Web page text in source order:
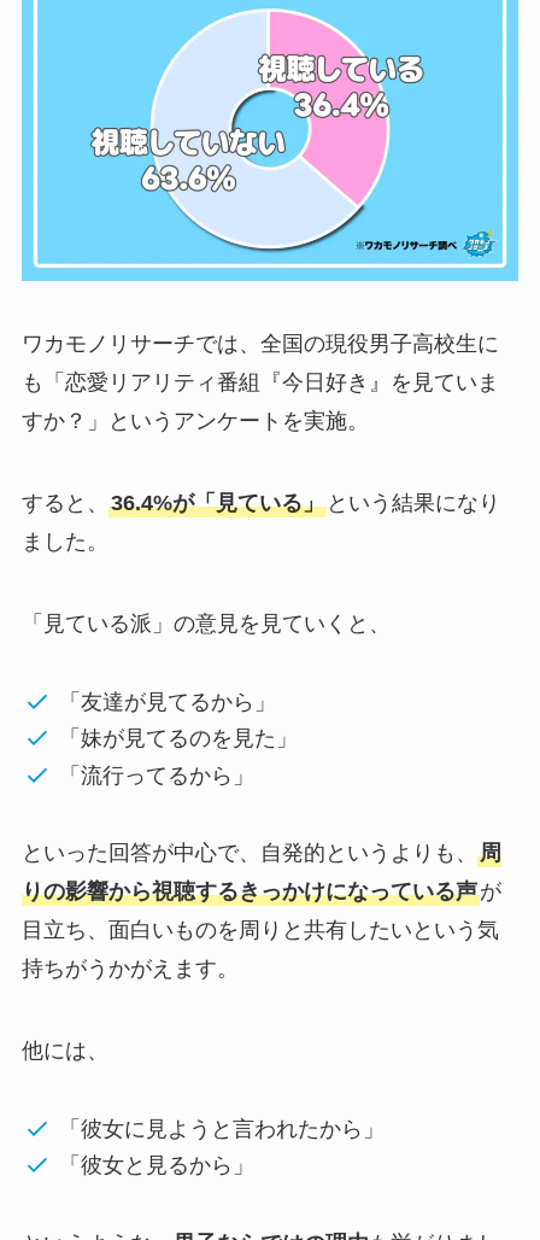
ワカモノリサーチでは、全国の現役男子高校生に
も「恋愛リアリティ番組『今日好き』を見ていま
すか？」というアンケートを実施。
すると、 36.4%が「見ている」という結果になり
ました。
「見ている派」の意見を見ていくと、
「友達が見てるから」
「妹が見てるのを見た」
「流行ってるから」
といった回答が中心で、自発的というよりも、 周
りの影響から視聴するきっかけになっている声が
目立ち、面白いものを周りと共有したいという気
持ちがうかがえます。
他には、
「彼女に見ようと言われたから」
「彼女と見るから」